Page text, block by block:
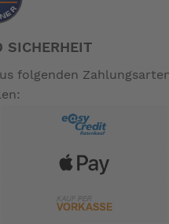
SICHERHEIT
folgenden